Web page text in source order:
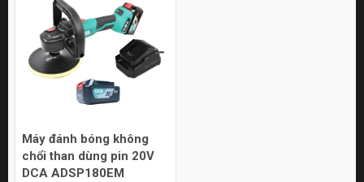
Máy đánh bóng không
chổi than dùng pin 20V
DCA ADSP180EM